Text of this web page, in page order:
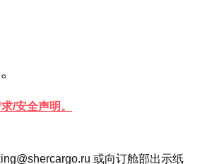
/安全声明。
或向订舱部出示纸